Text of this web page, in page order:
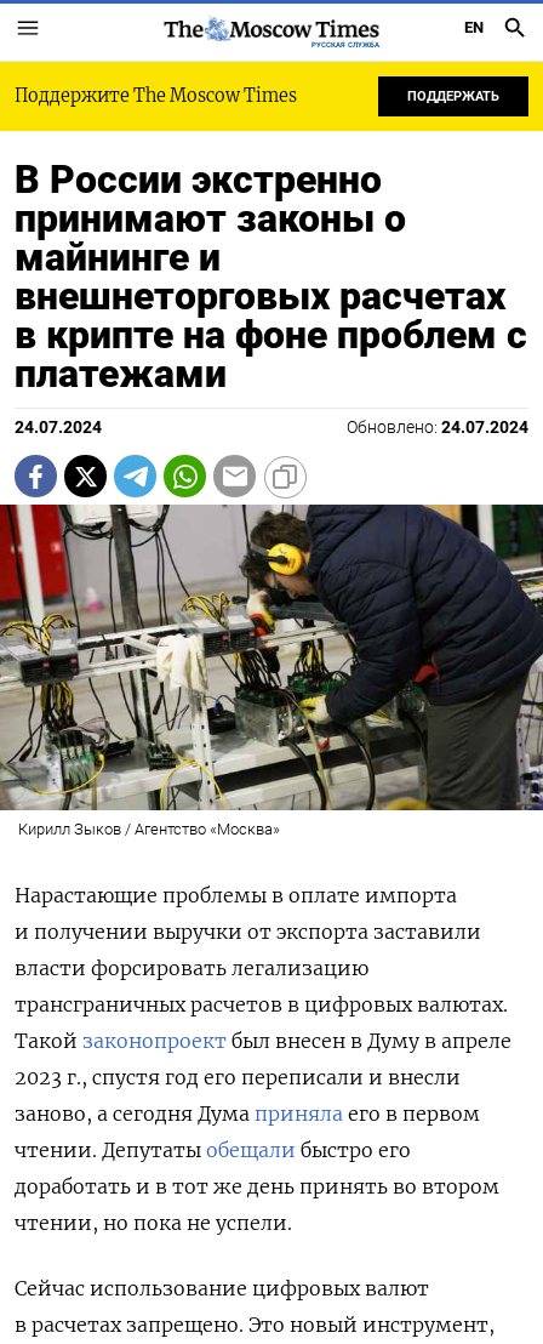
РУССКАЯ СЛУЖБА
EN
Поддержите The Moscow Times ПОДДЕРЖАТЬ
В России экстренно
принимают законы о
майнинге и
внешнеторговых расчетах
в крипте на фоне проблем с
платежами
24.07.2024 Обновлено: 24.07.2024
Кирилл Зыков / Агентство «Москва»
Нарастающие проблемы в оплате импорта
и получении выручки от экспорта заставили
власти форсировать легализацию
трансграничных расчетов в цифровых валютах.
Такой законопроект был внесен в Думу в апреле
2023 г., спустя год его переписали и внесли
заново, а сегодня Дума приняла его в первом
чтении. Депутаты обещали быстро его
доработать и в тот же день принять во втором
чтении, но пока не успели.
Сейчас использование цифровых валют
в расчетах запрещено. Это новый инструмент,